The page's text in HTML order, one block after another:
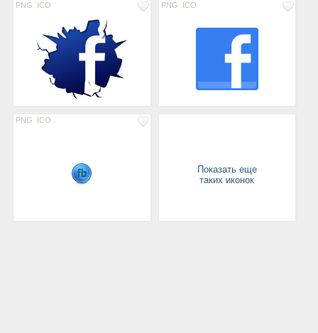
PNG ICO PNG ICO
PNG ICO
Показать еще
таких иконок